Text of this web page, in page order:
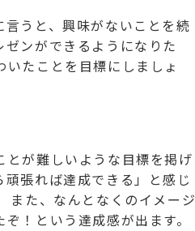
うと、興味がないことを続
ンができるようになりた
たことを目標にしましょ
とが難しいような目標を掲げ
張れば達成できる」と感じ
また、なんとなくのイメージ
！という達成感が出ます。